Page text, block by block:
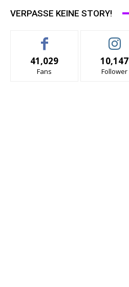
VERPASSE KEINE STORY!
41,029
Fans
10,147
Follower